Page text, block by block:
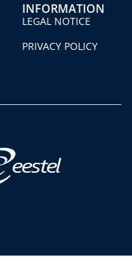
INFORMATION
LEGAL NOTICE
PRIVACY POLICY